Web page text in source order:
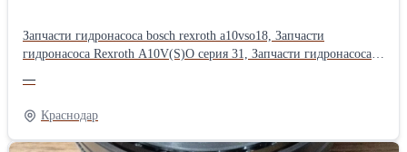
Запчасти гидронасоса bosch rexroth a10vso18, Запчасти
гидронасоса Rexroth A10V(S)O серия 31, Запчасти гидронасоса
bosch rexroth a10vso серии 31, Запчасти гидронасоса bosch rexroth
a10vso, Запчасти насоса bosch rexroth a10vso18, Запчасти
гидравлики спецтехники rexroth a10vso18, Запчасти аксиально-
поршневого насоса rexroth a10vso18, Запасные части гидронасоса
—
Краснодар